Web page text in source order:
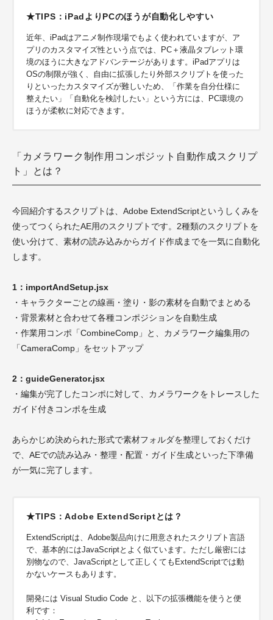
★TIPS：iPadよりPCのほうが自動化しやすい
近年、iPadはアニメ制作現場でもよく使われていますが、ア
プリのカスタマイズ性という点では、PC＋液晶タブレット環
境のほうに大きなアドバンテージがあります。iPadアプリは
OSの制限が強く、自由に拡張したり外部スクリプトを使った
りといったカスタマイズが難しいため、「作業を自分仕様に
整えたい」「自動化を検討したい」という方には、PC環境の
ほうが柔軟に対応できます。
「カメラワーク制作用コンポジット自動作成スクリプ
ト」とは？
今回紹介するスクリプトは、Adobe ExtendScriptというしくみを
使ってつくられたAE用のスクリプトです。 2種類のスクリプトを
使い分けて、素材の読み込みからガイド作成までを一気に自動化
します。
1：importAndSetup.jsx
・キャラクターごとの線画・塗り・影の素材を自動でまとめる
・背景素材と合わせて各種コンポジションを自動生成
・作業用コンポ「CombineComp」と、カメラワーク編集用の
「CameraComp」をセットアップ
2：guideGenerator.jsx
・編集が完了したコンポに対して、カメラワークをトレースした
ガイド付きコンポを生成
あらかじめ決められた形式で素材フォルダを整理しておくだけ
で、AEでの読み込み・整理・配置・ガイド生成といった下準備
が一気に完了します。
★TIPS：Adobe ExtendScriptとは？
ExtendScriptは、Adobe製品向けに用意されたスクリプト言語
で、基本的にはJavaScriptとよく似ています。ただし厳密には
別物なので、JavaScriptとして正しくてもExtendScriptでは動
かないケースもあります。
開発には Visual Studio Code と、以下の拡張機能を使うと便
利です：